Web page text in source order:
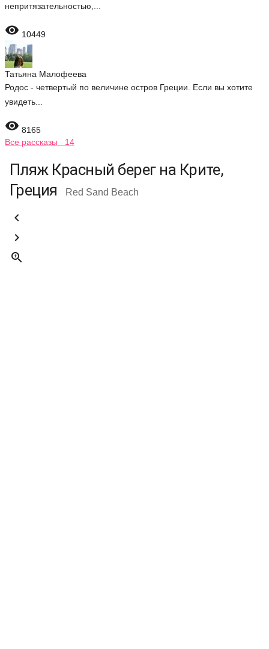
непритязательностью,...
 10449
Татьяна Малофеева
Родос - четвертый по величине остров Греции. Если вы хотите
увидеть...
 8165
Все рассказы 14
Пляж Красный берег на Крите,
Греция
Red Sand Beach


